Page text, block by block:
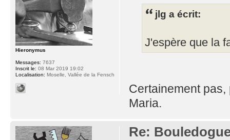
jlg a écrit:
J'espère que la
Certainement
Maria.
Hieronymus
Messages: 7637
Inscrit le: 08 Mar 2019 19:02
Localisation: Moselle, Vallée de la Fensch
Re: